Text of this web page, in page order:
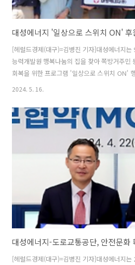
대성에너지 '일상으로 스위치 ON' 후
[헤럴드경제(대구)=김병진 기자]대성에너지는
능력개발원 행복나눔의 집을 찾아 쪽방거주민
회복을 위한 프로그램 '일상으로 스위치 ON'
했다.자원봉사능력개발원에서 주최하는 '일상
고 다양한 상황에 맞춰 적절한 의료비 지원 ▲
덕이 돼 주는 이웃 만들기 프로젝트를 위한 기
개최된다.박문희 대성에너지 대표이사는 "최
사각지대에 놓인 쪽방주민들의 삶의 질을 높이
심리적 안정과 건강한 자립 및 자활을 도모하
위해 참여하게 됐다"고 말..
2024. 5. 16.
[헤럴드경제(대구)=김병진 기자]대성에너지는